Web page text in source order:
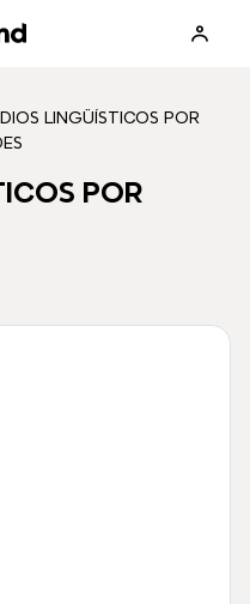
LINGÜÍSTICOS POR
POR